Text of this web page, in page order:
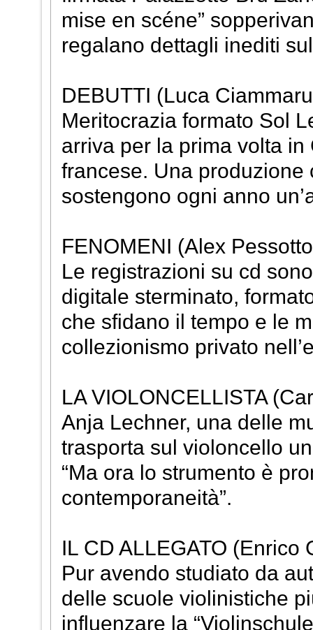
mise en scéne”
regalano dettagli inediti
DEBUTTI (Luca
Meritocrazia formato Sol
arriva per la prima volta
francese. Una
sostengono ogni anno
FENOMENI (Alex
Le registrazioni su cd
digitale sterminato,
che sfidano il tempo e le
collezionismo privato
LA VIOLONCELLISTA
Anja Lechner, una delle
trasporta sul violoncello
“Ma ora lo strumento è
contemporaneità”.
IL CD ALLEGATO (Enrico
Pur avendo studiato da
delle scuole violinistiche
influenzare la